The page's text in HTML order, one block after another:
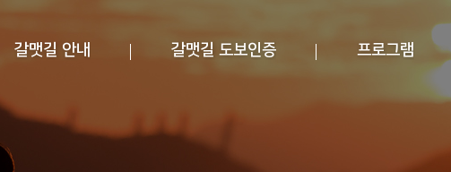
갈맷길 안내 갈맷길 도보인증 프로그램